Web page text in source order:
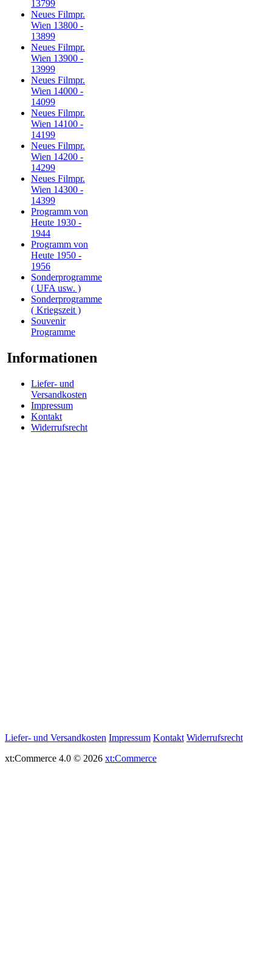
13799
Neues Filmpr.
Wien 13800 -
13899
Neues Filmpr.
Wien 13900 -
13999
Neues Filmpr.
Wien 14000 -
14099
Neues Filmpr.
Wien 14100 -
14199
Neues Filmpr.
Wien 14200 -
14299
Neues Filmpr.
Wien 14300 -
14399
Programm von
Heute 1930 -
1944
Programm von
Heute 1950 -
1956
Sonderprogramme
( UFA usw. )
Sonderprogramme
( Kriegszeit )
Souvenir
Programme
Informationen
Liefer- und
Versandkosten
Impressum
Kontakt
Widerrufsrecht
Liefer- und Versandkosten Impressum Kontakt Widerrufsrecht
xt:Commerce 4.0 © 2026 xt:Commerce